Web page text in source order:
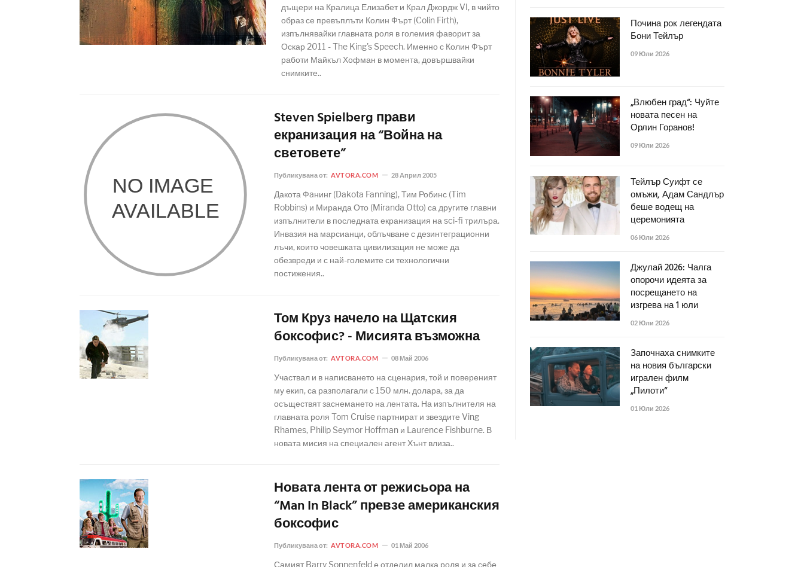
дъщери на Кралица Елизабет и Крал Джордж VI, в чийто
образ се превъплъти Колин Фърт (Colin Firth),
изпълнявайки главната роля в големия фаворит за
Оскар 2011 - The King's Speech. Именно с Колин Фърт
работи Майкъл Хофман в момента, довършвайки
снимките..
Steven Spielberg прави
екранизация на “Война на
световете”
Публикувана от: AVTORA.COM 28 Април 2005
Дакота Фaнинг (Dakota Fanning), Тим Робинс (Tim
Robbins) и Миранда Ото (Miranda Otto) са другите главни
изпълнители в последната екранизация на sci-fi трилъра.
Инвазия на марсианци, облъчване с дезинтеграционни
лъчи, които човешката цивилизация не може да
обезвреди и с най-големите си технологични
постижения..
Том Круз начело на Щатския
боксофис? - Мисията възможна
Публикувана от: AVTORA.COM 08 Май 2006
Участвал и в написването на сценария, той и повереният
му екип, са разполагали с 150 млн. долара, за да
осъществят заснемането на лентата. На изпълнителя на
главната роля Tom Cruise партнират и звездите Ving
Rhames, Philip Seymor Hoffman и Laurence Fishburne. В
новата мисия на специален агент Хънт влиза..
Новата лента от режисьора на
“Man In Black” превзе американския
боксофис
Публикувана от: AVTORA.COM 01 Май 2006
Самият Barry Sonnenfeld е отделил малка роля и за себе
Почина рок легендата
Бони Тейлър
09 Юли 2026
„Влюбен град“: Чуйте
новата песен на
Орлин Горанов!
09 Юли 2026
Тейлър Суифт се
омъжи, Адам Сандлър
беше водещ на
церемонията
06 Юли 2026
Джулай 2026: Чалга
опорочи идеята за
посрещането на
изгрева на 1 юли
02 Юли 2026
Започнаха снимките
на новия български
игрален филм
„Пилоти“
01 Юли 2026